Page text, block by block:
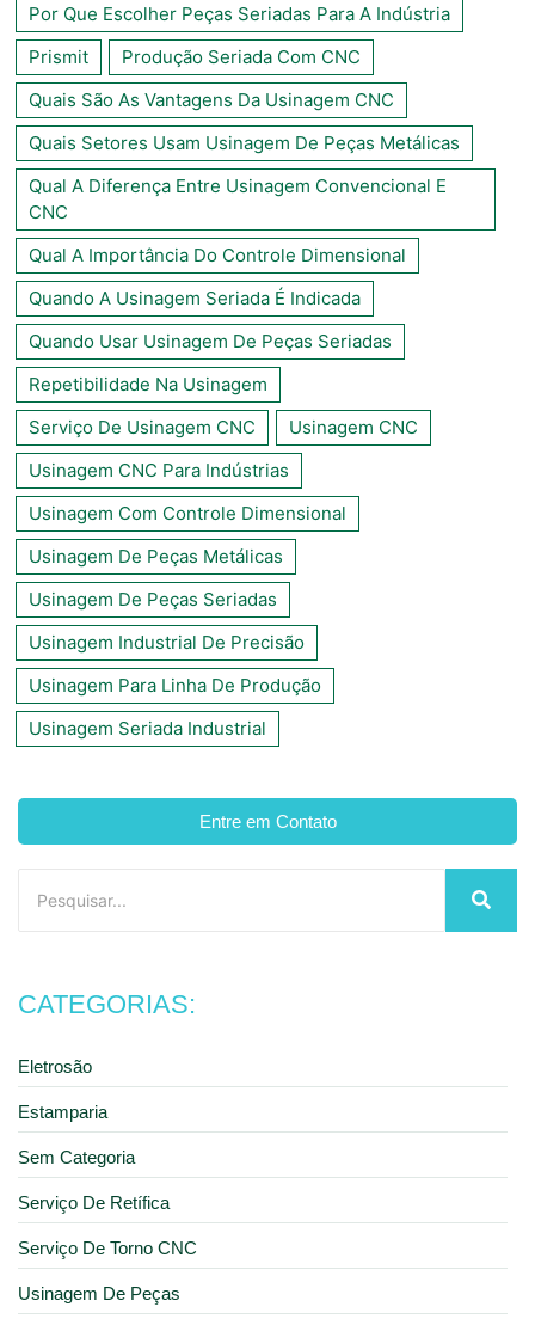
Por Que Escolher Peças Seriadas Para A Indústria
Prismit
Produção Seriada Com CNC
Quais São As Vantagens Da Usinagem CNC
Quais Setores Usam Usinagem De Peças Metálicas
Qual A Diferença Entre Usinagem Convencional E
CNC
Qual A Importância Do Controle Dimensional
Quando A Usinagem Seriada É Indicada
Quando Usar Usinagem De Peças Seriadas
Repetibilidade Na Usinagem
Serviço De Usinagem CNC
Usinagem CNC
Usinagem CNC Para Indústrias
Usinagem Com Controle Dimensional
Usinagem De Peças Metálicas
Usinagem De Peças Seriadas
Usinagem Industrial De Precisão
Usinagem Para Linha De Produção
Usinagem Seriada Industrial
Entre em Contato
CATEGORIAS:
Eletrosão
Estamparia
Sem Categoria
Serviço De Retífica
Serviço De Torno CNC
Usinagem De Peças